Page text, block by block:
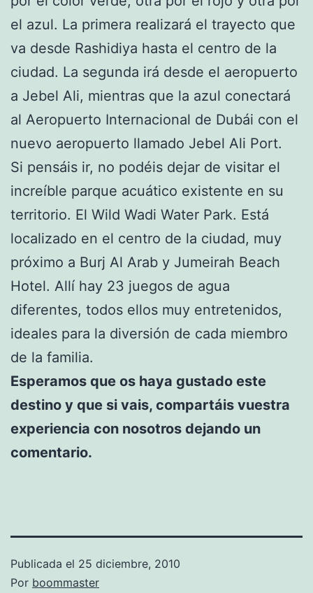
el azul. La primera realizará el trayecto que
va desde Rashidiya hasta el centro de la
ciudad. La segunda irá desde el aeropuerto
a Jebel Ali, mientras que la azul conectará
al Aeropuerto Internacional de Dubái con el
nuevo aeropuerto llamado Jebel Ali Port.
Si pensáis ir, no podéis dejar de visitar el
increíble parque acuático existente en su
territorio. El Wild Wadi Water Park. Está
localizado en el centro de la ciudad, muy
próximo a Burj Al Arab y Jumeirah Beach
Hotel. Allí hay 23 juegos de agua
diferentes, todos ellos muy entretenidos,
ideales para la diversión de cada miembro
de la familia.
Esperamos que os haya gustado este
destino y que si vais, compartáis vuestra
experiencia con nosotros dejando un
comentario.
Publicada el 25 diciembre, 2010
Por boommaster